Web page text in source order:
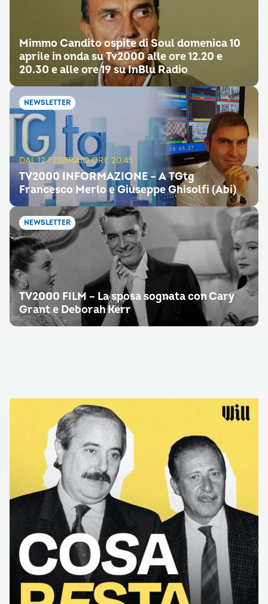
Mimmo Candito ospite di Soul domenica 10
aprile in onda su Tv2000 alle ore 12.20 e
20.30 e alle ore 19 su InBlu Radio
NEWSLETTER
DAL 12 FEBBRAIO ORE 20.45
TV2000 INFORMAZIONE – A TGtg
Francesco Merlo e Giuseppe Ghisolfi (Abi)
NEWSLETTER
TV2000 FILM – La sposa sognata con Cary
Grant e Deborah Kerr